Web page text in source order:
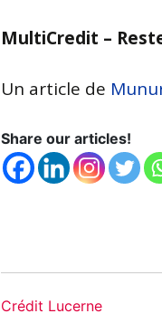
MultiCredit –
Un article de
Share our articles!
Crédit Lucerne